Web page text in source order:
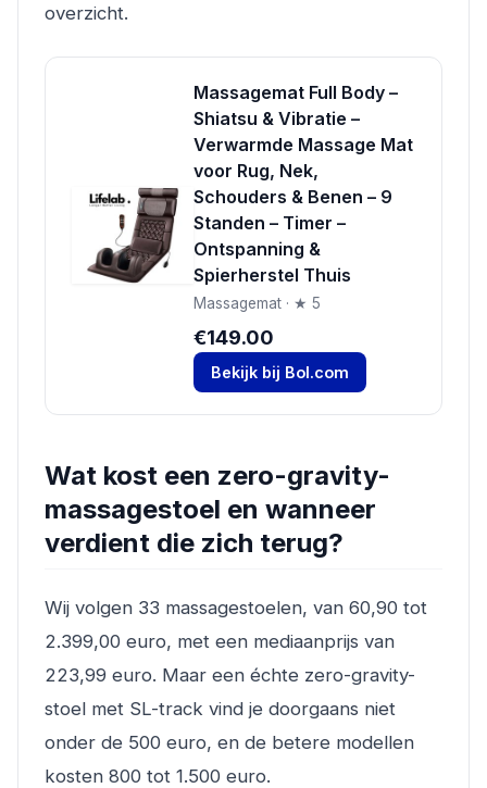
overzicht.
Massagemat Full Body –
Shiatsu & Vibratie –
Verwarmde Massage Mat
voor Rug, Nek,
Schouders & Benen – 9
Standen – Timer –
Ontspanning &
Spierherstel Thuis
Massagemat · ★ 5
€149.00
Bekijk bij Bol.com
Wat kost een zero-gravity-
massagestoel en wanneer
verdient die zich terug?
Wij volgen 33 massagestoelen, van 60,90 tot
2.399,00 euro, met een mediaanprijs van
223,99 euro. Maar een échte zero-gravity-
stoel met SL-track vind je doorgaans niet
onder de 500 euro, en de betere modellen
kosten 800 tot 1.500 euro.